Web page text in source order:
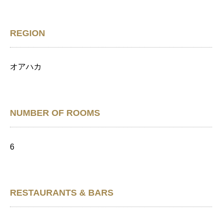
REGION
オアハカ
NUMBER OF ROOMS
6
RESTAURANTS & BARS